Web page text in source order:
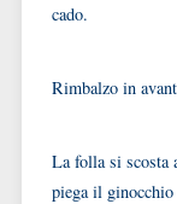
cado.
Rimbalzo in
La folla si scosta
piega il ginocchio